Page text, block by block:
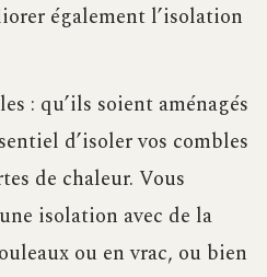
également l’isolation
: qu’ils soient aménagés
d’isoler vos combles
de chaleur. Vous
isolation avec de la
ou en vrac, ou bien